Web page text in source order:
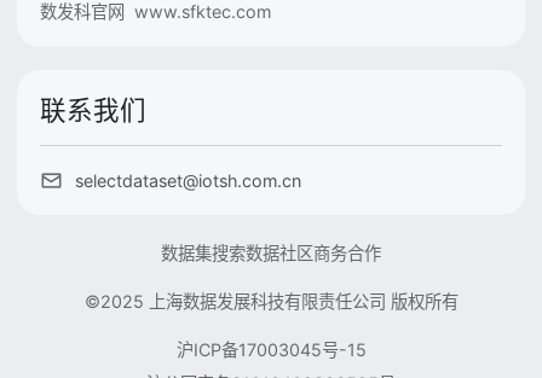
数发科官网 www.sfktec.com
联系我们
selectdataset@iotsh.com.cn
数据集搜索数据社区商务合作
©2025 上海数据发展科技有限责任公司 版权所有
沪ICP备17003045号-15